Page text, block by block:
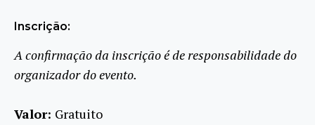
Inscrição:
A confirmação da inscrição é de responsabilidade do
organizador do evento.
Valor: Gratuito